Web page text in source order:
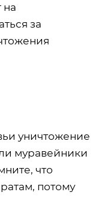
на
за
уничтожение
муравейники
что
потому